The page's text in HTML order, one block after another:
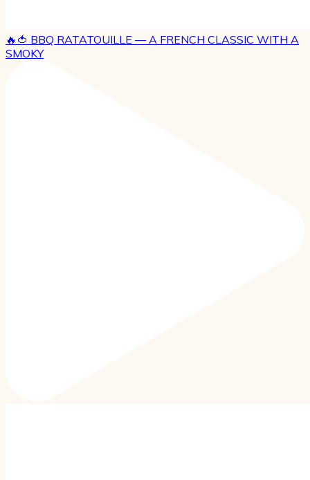
🔥🍅 BBQ RATATOUILLE — A FRENCH CLASSIC WITH A
SMOKY